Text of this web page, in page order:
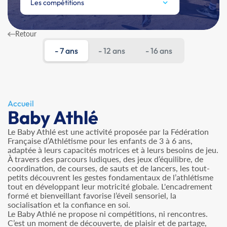
Les compétitions
Retour
- 7 ans - 12 ans - 16 ans
Accueil
Baby Athlé
Le Baby Athlé est une activité proposée par la Fédération
Française d’Athlétisme pour les enfants de 3 à 6 ans,
adaptée à leurs capacités motrices et à leurs besoins de jeu.
À travers des parcours ludiques, des jeux d’équilibre, de
coordination, de courses, de sauts et de lancers, les tout-
petits découvrent les gestes fondamentaux de l’athlétisme
tout en développant leur motricité globale. L'encadrement
formé et bienveillant favorise l’éveil sensoriel, la
socialisation et la confiance en soi.
Le Baby Athlé ne propose ni compétitions, ni rencontres.
C’est un moment de découverte, de plaisir et de partage,